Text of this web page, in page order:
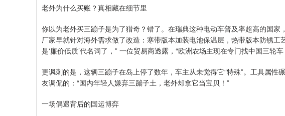
老外为什么买账？真相藏在细节里
你以为老外买三蹦子是为了猎奇？错了。在瑞典这种电动车普及率超高的国
厂家早就针对海外需求做了改造：寒带版本加装电池保温层，热带版本防锈工
是‘廉价低质’代名词了，” 一位贸易商透露，“欧洲农场主现在专门找中国三轮
更讽刺的是，这辆三蹦子在岛上停了数年，车主从未觉得它“特殊”。工具属
友调侃的：“国内年轻人嫌弃三蹦子土，老外却拿它当宝贝！”
一场偶遇背后的国运博弈